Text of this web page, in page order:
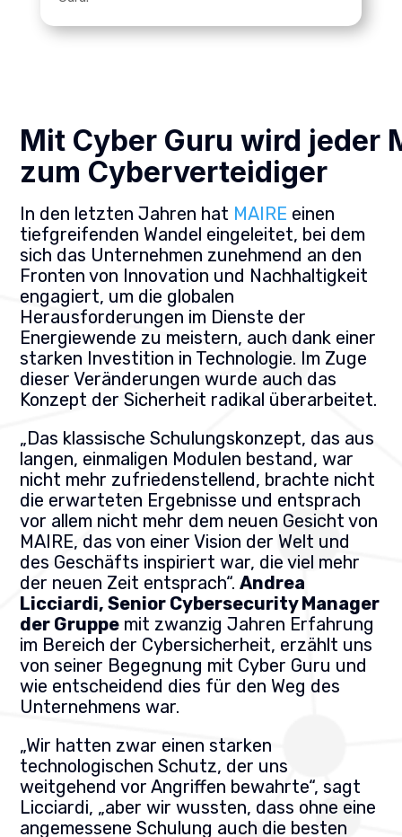
Mit Cyber Guru wird jeder
zum Cyberverteidiger
In den letzten Jahren hat MAIRE einen
tiefgreifenden Wandel eingeleitet, bei dem
sich das Unternehmen zunehmend an den
Fronten von Innovation und Nachhaltigkeit
engagiert, um die globalen
Herausforderungen im Dienste der
Energiewende zu meistern, auch dank einer
starken Investition in Technologie. Im Zuge
dieser Veränderungen wurde auch das
Konzept der Sicherheit radikal überarbeitet.
„Das klassische Schulungskonzept, das aus
langen, einmaligen Modulen bestand, war
nicht mehr zufriedenstellend, brachte nicht
die erwarteten Ergebnisse und entsprach
vor allem nicht mehr dem neuen Gesicht von
MAIRE, das von einer Vision der Welt und
des Geschäfts inspiriert war, die viel mehr
der neuen Zeit entsprach“.Andrea
Licciardi, Senior Cybersecurity Manager
der Gruppe mit zwanzig Jahren Erfahrung
im Bereich der Cybersicherheit, erzählt uns
von seiner Begegnung mit Cyber Guru und
wie entscheidend dies für den Weg des
Unternehmens war.
„Wir hatten zwar einen starken
technologischen Schutz, der uns
weitgehend vor Angriffen bewahrte“, sagt
Licciardi, „aber wir wussten, dass ohne eine
angemessene Schulung auch die besten